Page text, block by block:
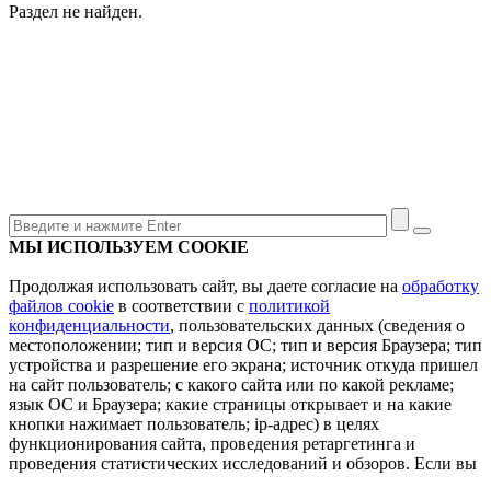
Раздел не найден.
МЫ ИСПОЛЬЗУЕМ COOKIE
Продолжая использовать сайт, вы даете согласие на обработку
файлов cookie в соответствии с политикой
конфиденциальности, пользовательских данных (сведения о
местоположении; тип и версия ОС; тип и версия Браузера; тип
устройства и разрешение его экрана; источник откуда пришел
на сайт пользователь; с какого сайта или по какой рекламе;
язык ОС и Браузера; какие страницы открывает и на какие
кнопки нажимает пользователь; ip-адрес) в целях
функционирования сайта, проведения ретаргетинга и
проведения статистических исследований и обзоров. Если вы